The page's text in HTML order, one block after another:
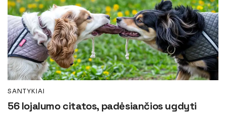
SANTYKIAI
56 lojalumo citatos, padėsiančios ugdyti